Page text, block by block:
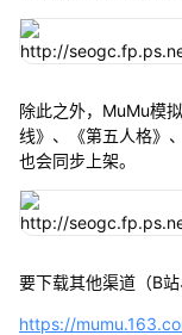
除此之外，MuMu模
线》、《第五人格》
也会同步上架。
要下载其他渠道（B
https://